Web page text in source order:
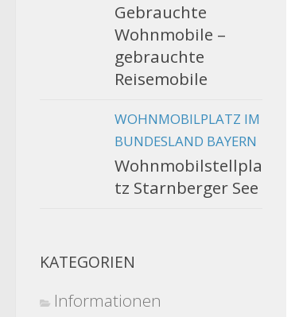
Gebrauchte
Wohnmobile –
gebrauchte
Reisemobile
WOHNMOBILPLATZ IM
BUNDESLAND BAYERN
Wohnmobilstellpla
tz Starnberger See
KATEGORIEN
Informationen